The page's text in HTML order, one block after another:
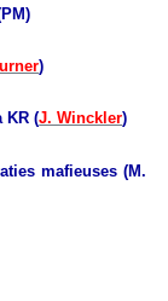
)
KR (J. Winckler)
mafieuses (M.